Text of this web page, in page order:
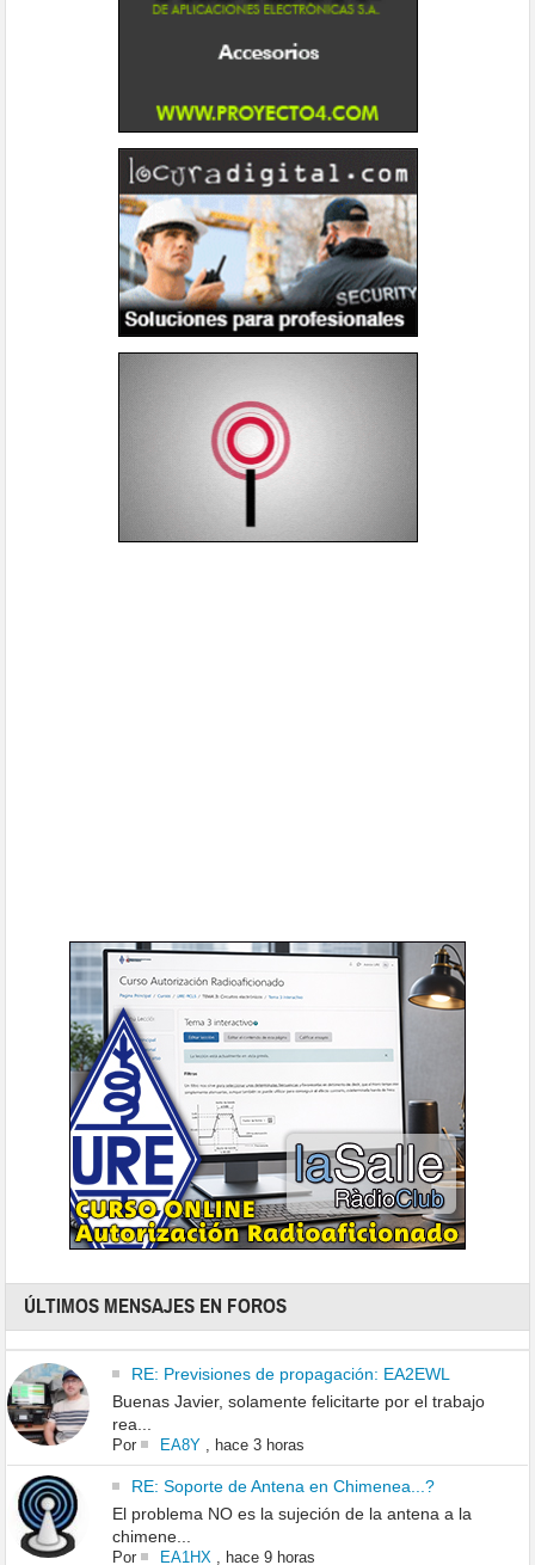
ÚLTIMOS MENSAJES EN FOROS
RE: Previsiones de propagación: EA2EWL
Buenas Javier, solamente felicitarte por el trabajo
rea...
Por EA8Y, hace 3 horas
RE: Soporte de Antena en Chimenea...?
El problema NO es la sujeción de la antena a la
chimene...
Por EA1HX hace 9 horas